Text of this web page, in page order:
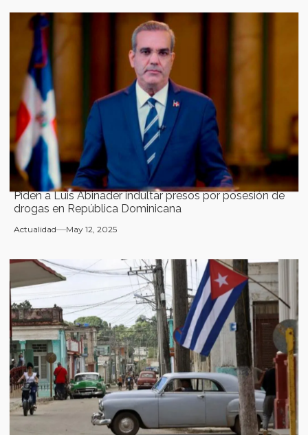
Piden a Luis Abinader indultar presos por posesión de
drogas en República Dominicana
Actualidad May 12, 2025